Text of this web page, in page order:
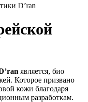
D’ran
’ran является, био
Которое призвано
кожи благодаря
разработкам.